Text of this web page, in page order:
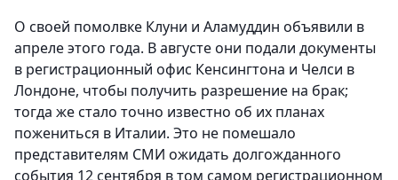
О своей помолвке Клуни и Аламуддин объявили в
апреле этого года. В августе они подали документы
в регистрационный офис Кенсингтона и Челси в
Лондоне, чтобы получить разрешение на брак;
тогда же стало точно известно об их планах
пожениться в Италии. Это не помешало
представителям СМИ ожидать долгожданного
события 12 сентября в том самом регистрационном